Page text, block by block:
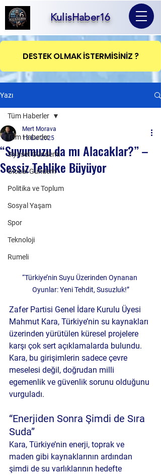
KulisHaber16
DESTEK OLMAK İSTERMİSİNİZ ?
Yazı
Tüm Haberler
Siyaset Gündemi
Global Gündem
Politika ve Toplum
Sosyal Yaşam
Spor
Teknoloji
Rumeli
Tüm Haberler
“Suyumuzu da mı Alacaklar?” –
Sessiz Tehlike Büyüyor
Mert Morava
13 Eki 2025
“Türkiye’nin Suyu Üzerinden Oynanan
Oyunlar: Yeni Tehdit, Susuzluk!”
Zafer Partisi Genel İdare Kurulu Üyesi
Mahmut Kara, Türkiye’nin su kaynakları
üzerinden yürütülen küresel projelere
karşı çok sert açıklamalarda bulundu.
Kara, bu girişimlerin sadece çevre
meselesi değil, doğrudan milli
egemenlik ve güvenlik sorunu olduğunu
vurguladı.
“Enerjiden Sonra Şimdi de Sıra
Suda”
Kara, Türkiye’nin enerji, toprak ve
maden gibi kaynaklarının ardından
şimdi de su varlıklarının hedefte